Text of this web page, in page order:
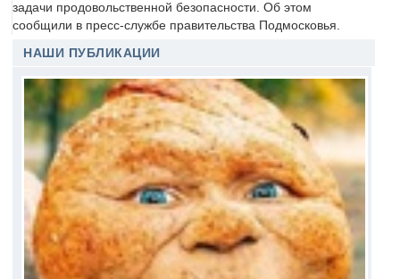
задачи продовольственной безопасности. Об этом
сообщили в пресс-службе правительства Подмосковья.
НАШИ ПУБЛИКАЦИИ